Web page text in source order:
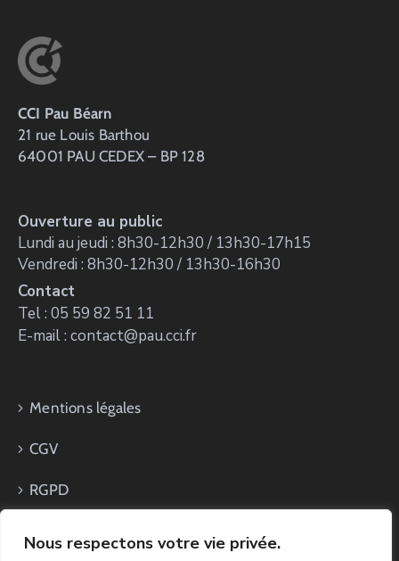
Nous respectons votre vie privée.
CCI Pau Béarn
21 rue Louis Barthou
64001 PAU CEDEX – BP 128
Ouverture au public
Lundi au jeudi : 8h30-12h30 / 13h30-17h15
Vendredi : 8h30-12h30 / 13h30-16h30
Contact
Tel : 05 59 82 51 11
E-mail : contact@pau.cci.fr
Mentions légales
CGV
RGPD